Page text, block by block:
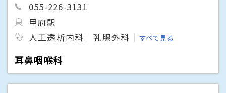
055-226-3131
甲府駅
人工透析内科
乳腺外科 すべて見る
耳鼻咽喉科